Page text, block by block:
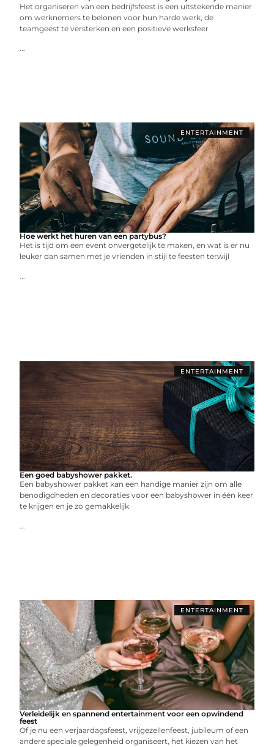
Het organiseren van een bedrijfsfeest is een uitstekende manier
om werknemers te belonen voor hun harde werk, de
teamgeest te versterken en een positieve werksfeer
...
ENTERTAINMENT
Hoe werkt het huren van een partybus?
Het is tijd om een event onvergetelijk te maken, en wat is er nu
leuker dan samen met je vrienden in stijl te feesten terwijl
...
ENTERTAINMENT
Een goed babyshower pakket.
Een babyshower pakket kan een handige manier zijn om alle
benodigdheden en decoraties voor een babyshower in één keer
te krijgen en je zo gemakkelijk
...
ENTERTAINMENT
Verleidelijk en spannend entertainment voor een opwindend
feest
Of je nu een verjaardagsfeest, vrijgezellenfeest, jubileum of een
andere speciale gelegenheid organiseert, het kiezen van het